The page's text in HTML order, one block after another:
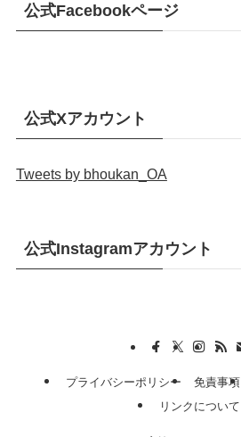
公式Facebookページ
公式Xアカウント
Tweets by bhoukan_OA
公式Instagramアカウント
プライバシーポリシー 免責事項
リンクについて